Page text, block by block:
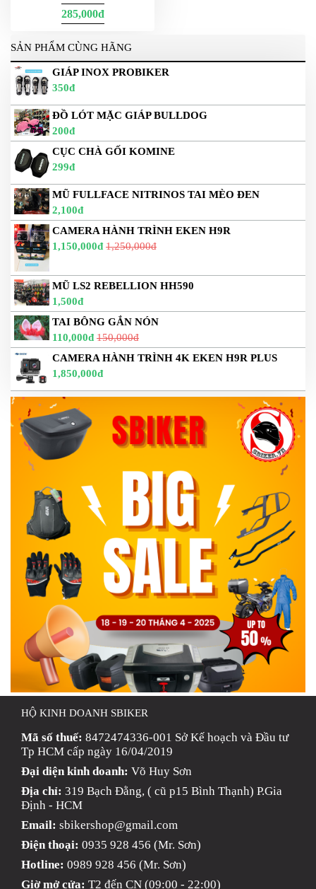
285,000đ
SẢN PHẨM CÙNG HÃNG
GIÁP INOX PROBIKER
350đ
ĐỒ LÓT MẶC GIÁP BULLDOG
200đ
CỤC CHÀ GỐI KOMINE
299đ
MŨ FULLFACE NITRINOS TAI MÈO ĐEN
2,100đ
CAMERA HÀNH TRÌNH EKEN H9R
1,150,000đ 1,250,000đ
MŨ LS2 REBELLION HH590
1,500đ
TAI BÔNG GẮN NÓN
110,000đ 150,000đ
CAMERA HÀNH TRÌNH 4K EKEN H9R PLUS
1,850,000đ
HỘ KINH DOANH SBIKER
Mã số thuế: 8472474336-001 Sở Kế hoạch và Đầu tư
Tp HCM cấp ngày 16/04/2019
Đại diện kinh doanh: Võ Huy Sơn
Địa chỉ: 319 Bạch Đằng, ( cũ p15 Bình Thạnh) P.Gia
Định - HCM
Email: sbikershop@gmail.com
Điện thoại: 0935 928 456 (Mr. Sơn)
Hotline: 0989 928 456 (Mr. Sơn)
Giờ mở cửa: T2 đến CN (09:00 - 22:00)